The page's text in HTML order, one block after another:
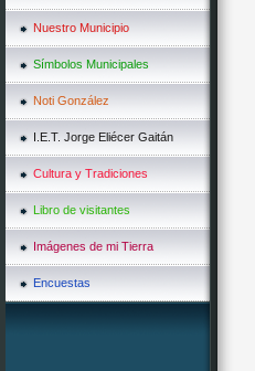
Nuestro Municipio
Símbolos Municipales
Noti González
I.E.T. Jorge Eliécer Gaitán
Cultura y Tradiciones
Libro de visitantes
Imágenes de mi Tierra
Encuestas